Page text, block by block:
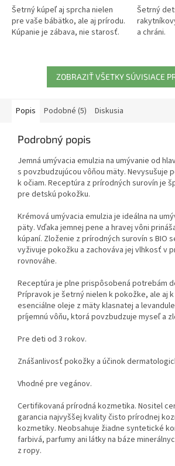
Šetrný kúpeľ aj sprcha nielen
pre vaše bábätko, ale aj prírodu.
Kúpanie je zábava, nie starosť.
Šetrný
a chráni.
ZOBRAZIŤ VŠETKY SÚVISIACE
Popis Podobné (5) Diskusia
Podrobný popis
Jemná umývacia emulzia na umývanie od
s povzbudzujúcou vôňou mäty. Nevysušuje
k očiam. Receptúra z prírodných surovín je
pre detskú pokožku.
Krémová umývacia emulzia je ideálna na
päty. Vďaka jemnej pene a hravej vôni
kúpaní. Zloženie z prírodných surovín s BIO
vyživuje pokožku a zachováva jej vlhkosť v
rovnováhe.
Receptúra je plne prispôsobená potrebám
Prípravok je šetrný nielen k pokožke, ale aj
esenciálne oleje z mäty klasnatej a
príjemnú vôňu, ktorá povzbudzuje myseľ a
Pre deti od 3 rokov.
Znášanlivosť pokožky a účinok
Vhodné pre vegánov.
Certifikovaná prírodná kozmetika. Nositel
garancia najvyššej kvality čisto prírodnej
kozmetiky. Neobsahuje žiadne syntetické
farbivá, parfumy ani látky na báze
z ropy.